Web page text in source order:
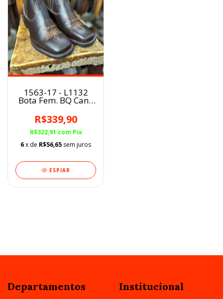
1563-17 - L1132
Bota Fem. BQ Cano
Curto Mustang Café
Angus
R$339,90
R$322,91 com Pix
6x de R$56,65 sem juros
ESPIAR
Departamentos Institucional